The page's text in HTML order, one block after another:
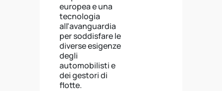
europea e una
tecnologia
all'avanguardia
per soddisfare le
diverse esigenze
degli
automobilisti e
dei gestori di
flotte.